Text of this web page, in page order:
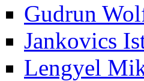
Gud­run
Jan­ko­vics
Len­gyel